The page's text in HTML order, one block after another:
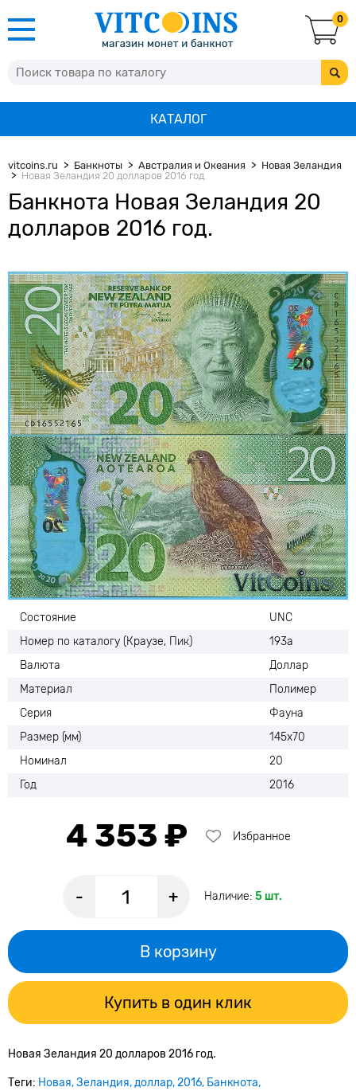
0
КАТАЛОГ
vitcoins.ru Банкноты Австралия и Океания
Новая Зеландия
Новая Зеландия 20 долларов 2016 год.
Банкнота Новая Зеландия 20
долларов 2016 год.
Состояние
UNC
Номер по каталогу (Краузе, Пик)
193а
Валюта
Доллар
Материал
Полимер
Серия
Фауна
Размер (мм)
145х70
Номинал
20
Год
2016
4 353 ₽ Избранное
- + Наличие: 5 шт.
В корзину
Купить в один клик
Новая Зеландия 20 долларов 2016 год.
Теги: Новая Зеландия доллар 2016 Банкнота